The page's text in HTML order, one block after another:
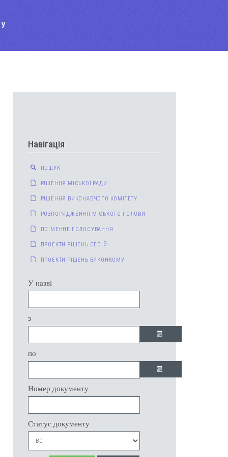
Навігація
ПОШУК
РІШЕННЯ МІСЬКОЇ РАДИ
РІШЕННЯ ВИКОНАВЧОГО КОМІТЕТУ
РОЗПОРЯДЖЕННЯ МІСЬКОГО ГОЛОВИ
ПОІМЕННЕ ГОЛОСУВАННЯ
ПРОЕКТИ РІШЕНЬ СЕСІЙ
ПРОЕКТИ РІШЕНЬ ВИКОНКОМУ
У назві
з
по
Номер документу
Статус документу